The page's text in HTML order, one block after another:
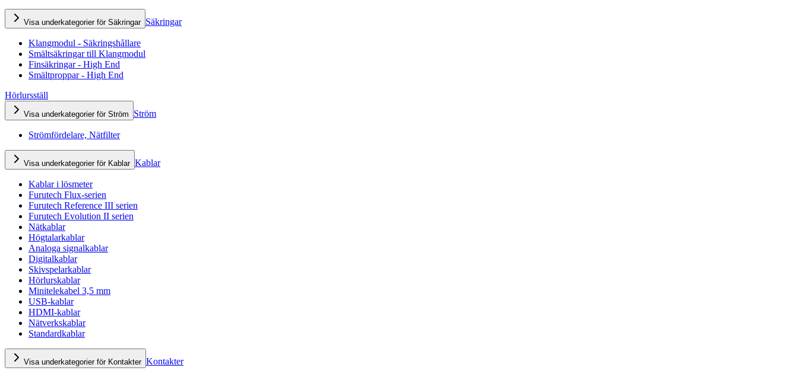
Visa underkategorier för Säkringar Säkringar
Klangmodul - Säkringshållare
Smältsäkringar till Klangmodul
Finsäkringar - High End
Smältproppar - High End
Hörlursställ
Visa underkategorier för Ström Ström
Strömfördelare, Nätfilter
Visa underkategorier för Kablar Kablar
Kablar i lösmeter
Furutech Flux-serien
Furutech Reference III serien
Furutech Evolution II serien
Nätkablar
Högtalarkablar
Analoga signalkablar
Digitalkablar
Skivspelarkablar
Hörlurskablar
Minitelekabel 3,5 mm
USB-kablar
HDMI-kablar
Nätverkskablar
Standardkablar
Visa underkategorier för Kontakter Kontakter